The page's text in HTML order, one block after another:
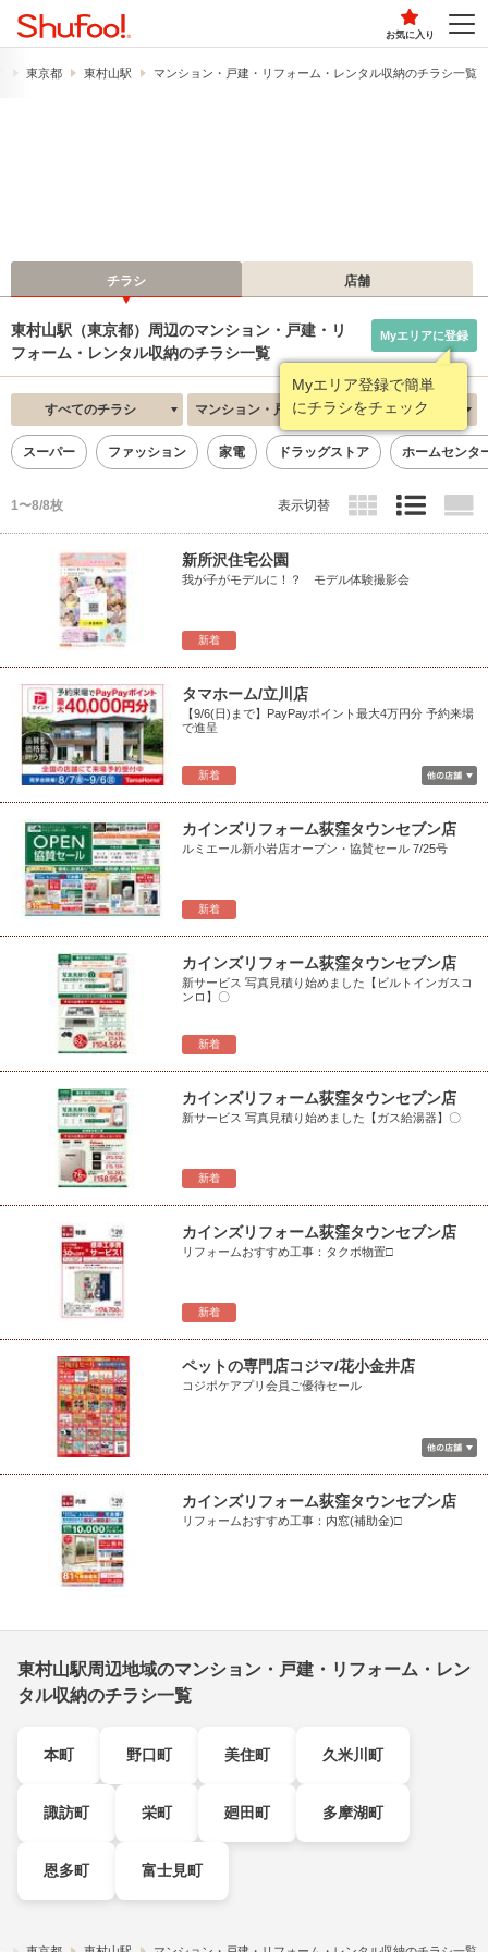
お気に入り
東京都 東村山駅 マンション・戸建・リフォーム・レンタル収納のチラシ一覧
チラシ 店舗
東村山駅（東京都）周辺のマンション・戸建・リ
フォーム・レンタル収納のチラシ一覧
Myエリア登録で簡単
にチラシをチェック
Myエリアに登録
すべてのチラシ マンション・戸建・リフォーム・レンタル収納 新着順
スーパー ファッション 家電 ドラッグストア ホームセンタ
1〜8/8枚 表示切替
新着
新所沢住宅公園
我が子がモデルに！？ モデル体験撮影会
新着
タマホーム/立川店
【9/6(日)まで】PayPayポイント最大4万円分 予約来場
で進呈
新着
カインズリフォーム荻窪タウンセブン店
ルミエール新小岩店オープン・協賛セール 7/25号
新着
カインズリフォーム荻窪タウンセブン店
新サービス 写真見積り始めました【ビルトインガスコ
ンロ】〇
新着
カインズリフォーム荻窪タウンセブン店
新サービス 写真見積り始めました【ガス給湯器】〇
新着
カインズリフォーム荻窪タウンセブン店
リフォームおすすめ工事：タクボ物置□
ペットの専門店コジマ/花小金井店
コジポケアプリ会員ご優待セール
カインズリフォーム荻窪タウンセブン店
リフォームおすすめ工事：内窓(補助金)□
東村山駅周辺地域のマンション・戸建・リフォーム・レン
タル収納のチラシ一覧
本町 野口町 美住町 久米川町
諏訪町 栄町 廻田町 多摩湖町
恩多町 富士見町